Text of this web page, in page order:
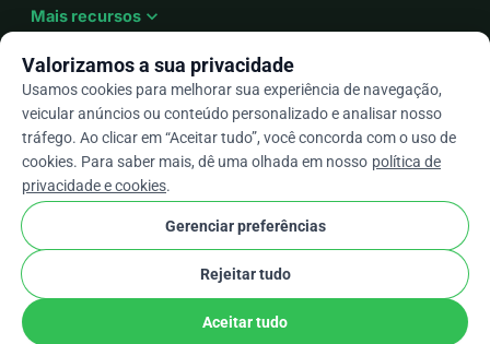
Mais recursos expand_more
Ptarrow_drop_down
★★★★★4,9 / 5 com base em mais de 500 avaliações
WhyDonate Privacidade e cookies
Termos e condições
Configurações de Cookies
stripe checkParceiro Verificado
Valorizamos a sua privacidade
Usamos cookies para melhorar sua experiência de navegação,
veicular anúncios ou conteúdo personalizado e analisar nosso
tráfego. Ao clicar em “Aceitar tudo”, você concorda com o uso de
cookies. Para saber mais, dê uma olhada em nosso política de
privacidade e cookies.
Gerenciar preferências
Rejeitar tudo
Aceitar tudo